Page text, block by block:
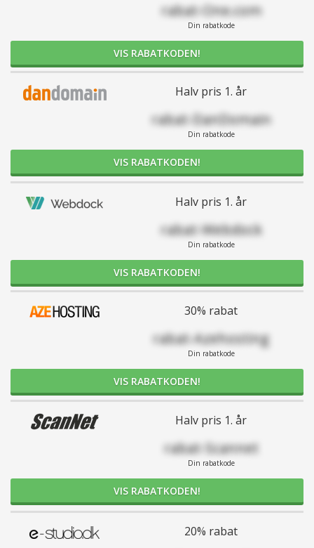
rabat-One.com
Din rabatkode
VIS RABATKODEN!
Halv pris 1. år
rabat-DanDomain
Din rabatkode
VIS RABATKODEN!
Halv pris 1. år
rabat-Webdock
Din rabatkode
VIS RABATKODEN!
30% rabat
rabat-Azehosting
Din rabatkode
VIS RABATKODEN!
Halv pris 1. år
rabat-Scannet
Din rabatkode
VIS RABATKODEN!
20% rabat